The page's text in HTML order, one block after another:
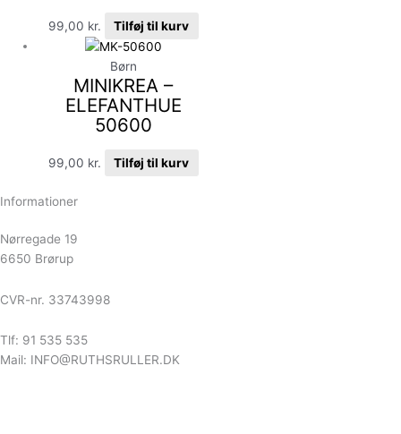
99,00 kr. Tilføj til kurv
Børn
MINIKREA –
ELEFANTHUE
50600
99,00 kr. Tilføj til kurv
Informationer
Nørregade 19
6650 Brørup
CVR-nr. 33743998
Tlf: 91 535 535
Mail: INFO@RUTHSRULLER.DK